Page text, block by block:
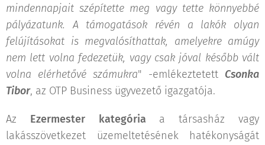
mindennapjait szépítette meg vagy tette könnyebbé
pályázatunk. A támogatások révén a lakók olyan
felújításokat is megvalósíthattak, amelyekre amúgy
nem lett volna fedezetük, vagy csak jóval később vált
volna elérhetővé számukra" -emlékeztetett Csonka
Tibor, az OTP Business ügyvezető igazgatója.
Az Ezermester kategória a társasház vagy
lakásszövetkezet üzemeltetésének hatékonyságát